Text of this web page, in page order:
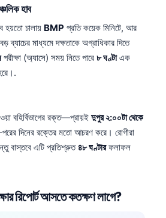
হাব
হয়তো চালায় BMP প্রতি কয়েক মিনিটে, আর
ব্যাচের মাধ্যমে দক্ষতাকে অগ্রাধিকার দিতে
পরীক্ষা (অ্যাসে) সময় নিতে পারে ৮ ঘণ্টাএক
বহির্বিভাগের রক্ত—প্রায়ই দুপুর ২:০০টা থেকে
দিনের রক্তের মতো আচরণ করে। রোগীরা
বাস্তবে এটি প্রতিশ্রুত ৪৮ ঘণ্টারফলাফল
রিপোর্ট আসতে কতক্ষণ লাগে?